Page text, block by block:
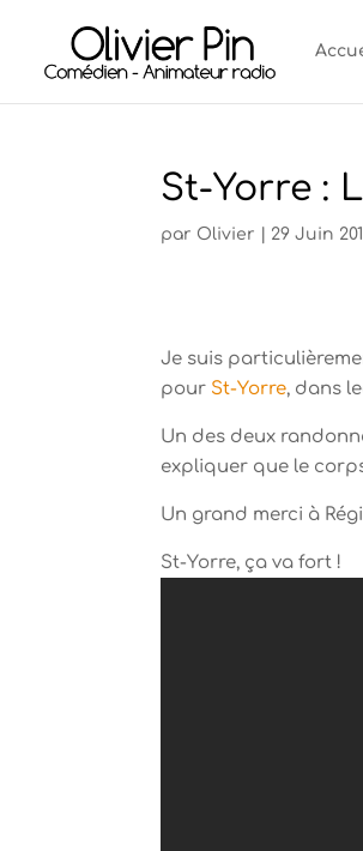
St-Yorre :
par Olivier 29 Juin
Je suis
pour St-Yorre, dans
Un des deux
expliquer que le
Un grand merci à
St-Yorre, ça va fort !